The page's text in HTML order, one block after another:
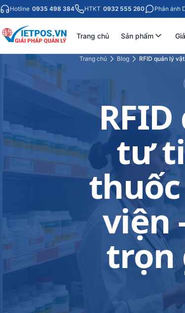
Hotline 0935 498 384 HTKT 0932 555 260 Phản ánh
Trang chủ Sản phẩm
Trang chủ Blog RFID quản lý
tư
viện
trọn